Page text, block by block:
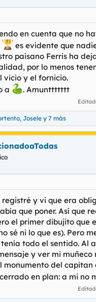
en cuenta que no
es evidente que
paisano Ferris ha
por lo menos
vicio y el fornicio.
a
. Amunttttttt
, Josele y 7 más
registré y vi que era
que poner. Así que
el primer dibujito que
sé ni lo que es). Pero
todo el sentido. Al
y ver mi
monumento del capitan
en plan: a mi no